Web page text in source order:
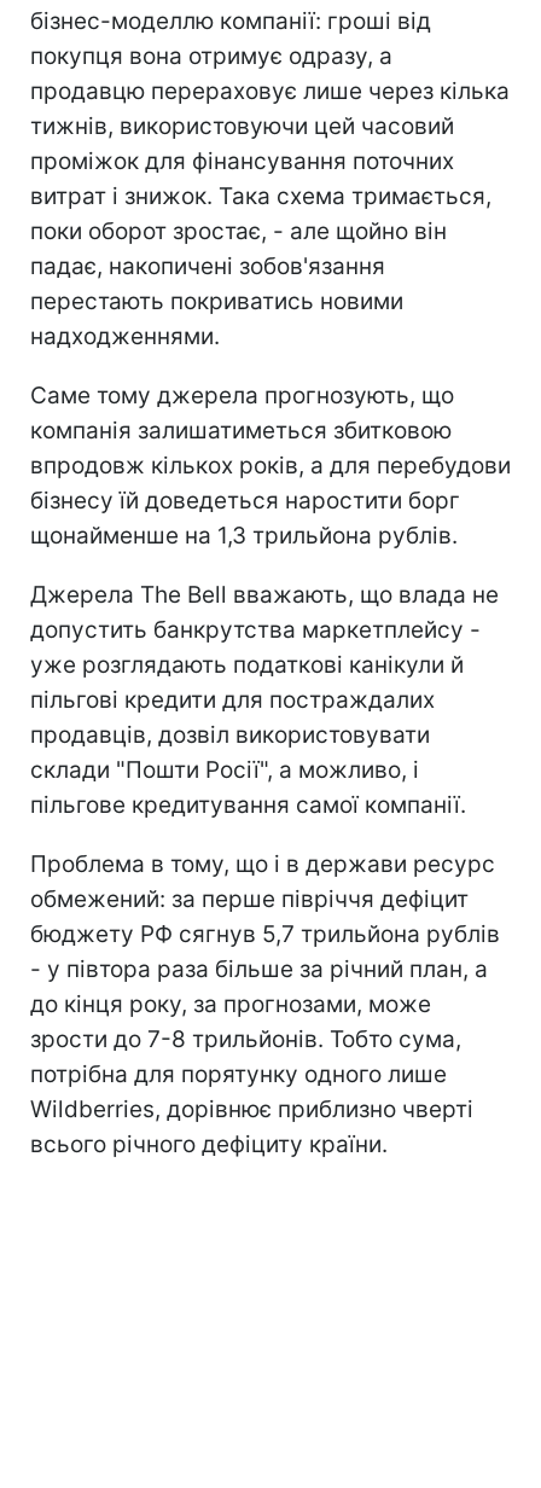
бізнес-моделлю компанії: гроші від
покупця вона отримує одразу, а
продавцю перераховує лише через кілька
тижнів, використовуючи цей часовий
проміжок для фінансування поточних
витрат і знижок. Така схема тримається,
поки оборот зростає, - але щойно він
падає, накопичені зобов'язання
перестають покриватись новими
надходженнями.
Саме тому джерела прогнозують, що
компанія залишатиметься збитковою
впродовж кількох років, а для перебудови
бізнесу їй доведеться наростити борг
щонайменше на 1,3 трильйона рублів.
Джерела The Bell вважають, що влада не
допустить банкрутства маркетплейсу -
уже розглядають податкові канікули й
пільгові кредити для постраждалих
продавців, дозвіл використовувати
склади "Пошти Росії", а можливо, і
пільгове кредитування самої компанії.
Проблема в тому, що і в держави ресурс
обмежений: за перше півріччя дефіцит
бюджету РФ сягнув 5,7 трильйона рублів
- у півтора раза більше за річний план, а
до кінця року, за прогнозами, може
зрости до 7-8 трильйонів. Тобто сума,
потрібна для порятунку одного лише
Wildberries, дорівнює приблизно чверті
всього річного дефіциту країни.